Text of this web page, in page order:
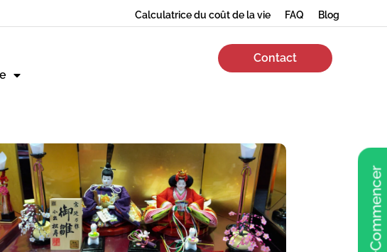
Calculatrice du coût de la vie FAQ Blog
Contact
Commencer